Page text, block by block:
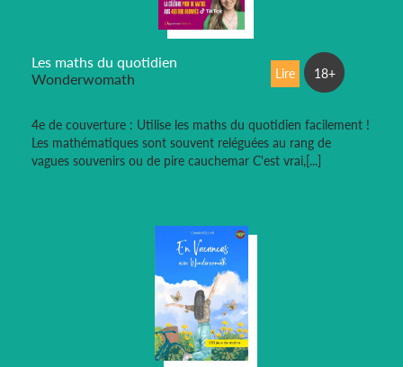
Les maths du quotidien
Wonderwomath
4e de couverture : Utilise les maths du quotidien facilement !
Les mathématiques sont souvent reléguées au rang de
vagues souvenirs ou de pire cauchemar C'est vrai,[...]
Lire 18+